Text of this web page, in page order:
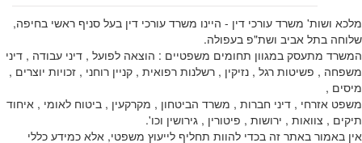
מלכא ושות' משרד עורכי דין - היינו משרד עורכי דין בעל סניף ראשי בחיפה,
שלוחה בתל אביב ושת"פ בעפולה.
המשרד מתעסק במגוון תחומים משפטיים : הוצאה לפועל , דיני עבודה , דיני
משפחה , פשיטות רגל , נזיקין , רשלנות רפואית , קניין רוחני , זכויות יוצרים ,
מיסים ,
משפט אזרחי , דיני חברות , משרד הביטחון , מקרקעין , ביטוח לאומי , איחוד
תיקים , צוואות , ירושות , פיטורין , גירושין וכו'.
אין באמור באתר זה בכדי להוות תחליף לייעוץ משפטי, אלא כמידע כללי